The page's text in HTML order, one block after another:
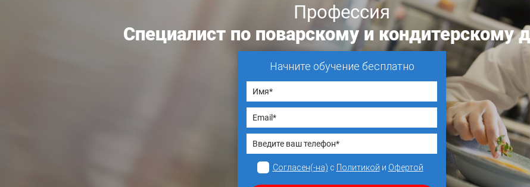
Профессия
Специалист по поварскому и кондитерскому
Начните обучение бесплатно
Согласен(-на) с Политикой и Офертой